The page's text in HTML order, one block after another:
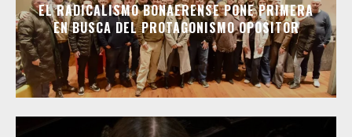
EL RADICALISMO BONAERENSE PONE PRIMERA
EN BUSCA DEL PROTAGONISMO OPOSITOR